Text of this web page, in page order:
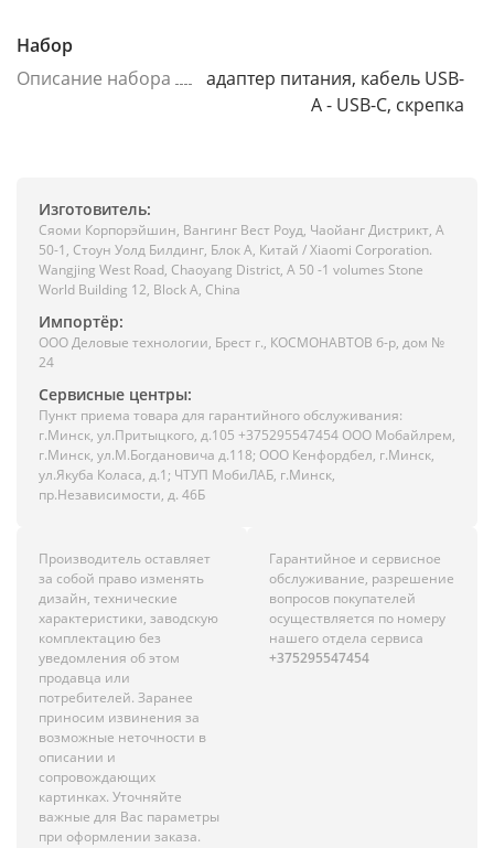
Набор
Описание набора
адаптер питания, кабель USB-
A - USB-C, скрепка
Изготовитель:
Сяоми Корпорэйшин, Вангинг Вест Роуд, Чаойанг Дистрикт, А
50-1, Стоун Уолд Билдинг, Блок А, Китай / Xiaomi Corporation.
Wangjing West Road, Chaoyang District, A 50 -1 volumes Stone
World Building 12, Block A, China
Импортёр:
ООО Деловые технологии, Брест г., КОСМОНАВТОВ б-р, дом №
24
Сервисные центры:
Пункт приема товара для гарантийного обслуживания:
г.Минск, ул.Притыцкого, д.105 +375295547454 ООО Мобайлрем,
г.Минск, ул.М.Богдановича д.118; ООО Кенфордбел, г.Минск,
ул.Якуба Коласа, д.1; ЧТУП МобиЛАБ, г.Минск,
пр.Независимости, д. 46Б
Производитель оставляет
за собой право изменять
дизайн, технические
характеристики, заводскую
комплектацию без
уведомления об этом
продавца или
потребителей. Заранее
приносим извинения за
возможные неточности в
описании и
сопровождающих
картинках. Уточняйте
важные для Вас параметры
при оформлении заказа.
Гарантийное и сервисное
обслуживание, разрешение
вопросов покупателей
осуществляется по номеру
нашего отдела сервиса
+375295547454